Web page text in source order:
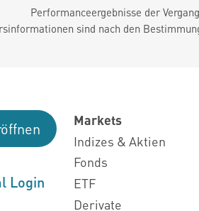
Performanceergebnisse der
sind nach den
Login
Markets
Indizes & Aktien
Fonds
ETF
Derivate